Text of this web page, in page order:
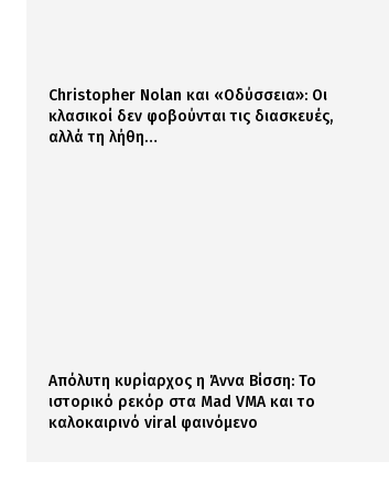
Christopher Nolan και «Οδύσσεια»: Οι
κλασικοί δεν φοβούνται τις διασκευές,
αλλά τη λήθη…
Απόλυτη κυρίαρχος η Άννα Βίσση: Το
ιστορικό ρεκόρ στα Mad VMA και το
καλοκαιρινό viral φαινόμενο